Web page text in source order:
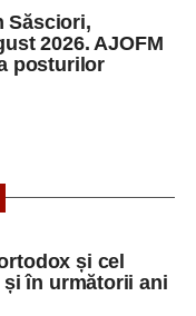
Bolojan
Roșie găzduiește
„CicloAventurier
Symphonic Camp
Săsciori,
2026. AJOFM
posturilor
și cel
în următorii ani